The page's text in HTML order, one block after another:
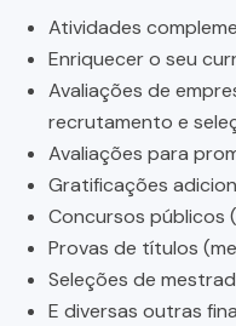
Atividades
Enriquecer o seu
Avaliações de
recrutamento e
Avaliações para
Gratificações
Concursos públicos
Provas de títulos
Seleções de
E diversas outras